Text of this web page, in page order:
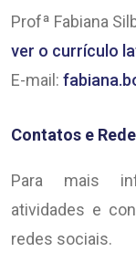
Profª Fabiana
ver o currículo
E-mail:
Contatos e
Para mais
atividades e
redes sociais.